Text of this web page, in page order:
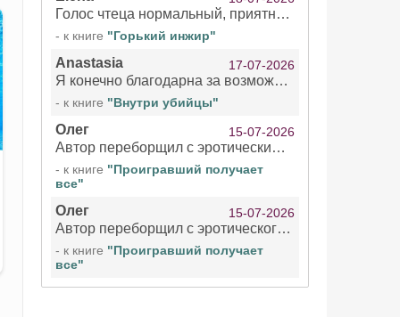
Голос чтеца нормальный, приятный тембр. Мне очень понравилось озвучивание рассказа. Очень странный отзыв Надежды. Может у неё что-то с нервами?
- к книге "Горький инжир"
Anastasia 17-07-2026
Я конечно благодарна за возможность бесплатно слушать книги даже новинки , но чтение этой книги просто ужасно
- к книге "Внутри убийцы"
Олег 15-07-2026
Автор переборщил с эротическими сценами. Похоже, с этим у него проблемы.
- к книге "Проигравший получает
все"
Олег 15-07-2026
Автор переборщил с эротического сценами. Похоже, с этим у него проблемы.
- к книге "Проигравший получает
все"